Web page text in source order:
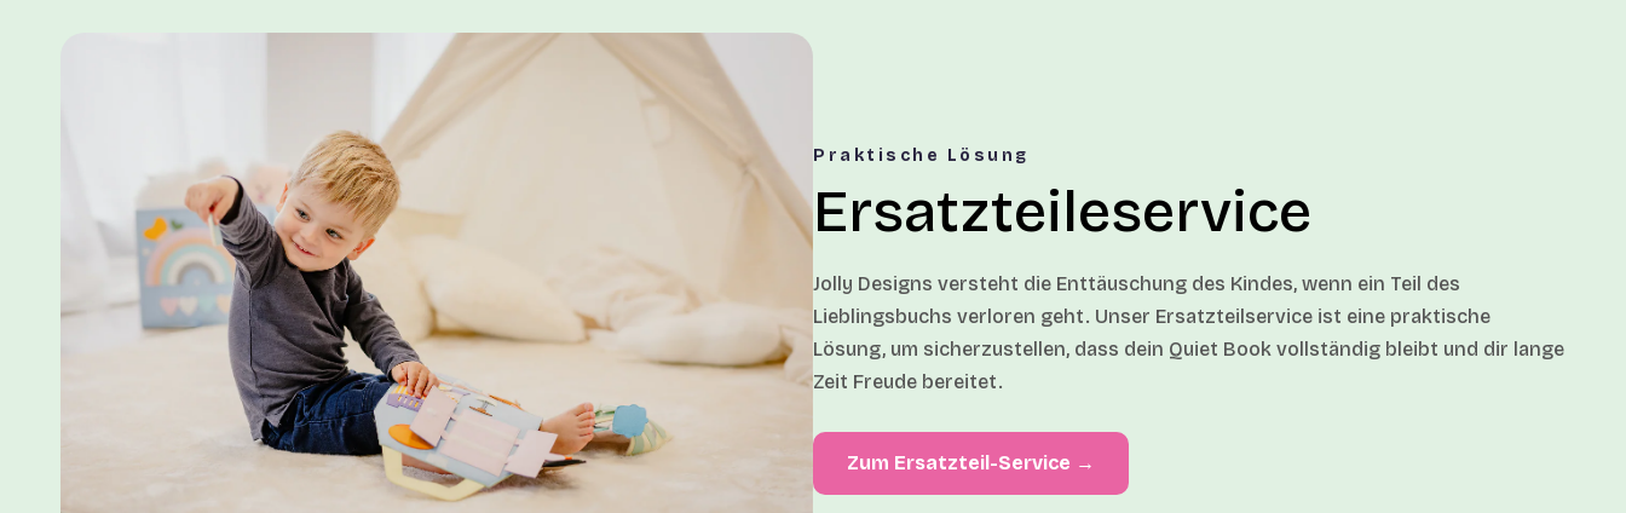
Praktische Lösung
Ersatzteileservice
Jolly Designs versteht die Enttäuschung des Kindes, wenn ein Teil des
Lieblingsbuchs verloren geht. Unser Ersatzteilservice ist eine praktische
Lösung, um sicherzustellen, dass dein Quiet Book vollständig bleibt und dir lange
Zeit Freude bereitet.
Zum Ersatzteil-Service →